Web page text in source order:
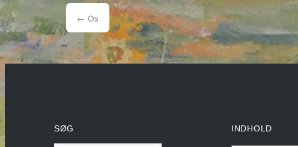
← Os
SØG INDHOLD